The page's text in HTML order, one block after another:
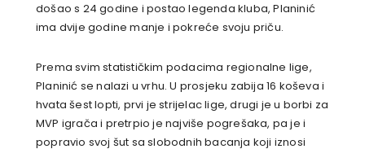
došao s 24 godine i postao legenda kluba, Planinić
ima dvije godine manje i pokreće svoju priču.
Prema svim statističkim podacima regionalne lige,
Planinić se nalazi u vrhu. U prosjeku zabija 16 koševa i
hvata šest lopti, prvi je strijelac lige, drugi je u borbi za
MVP igrača i pretrpio je najviše pogrešaka, pa je i
popravio svoj šut sa slobodnih bacanja koji iznosi